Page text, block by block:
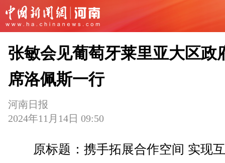
张敏会见葡萄牙莱里亚大区政
席洛佩斯一行
河南日报
2024年11月14日 09:50
原标题：携手拓展合作空间 实现